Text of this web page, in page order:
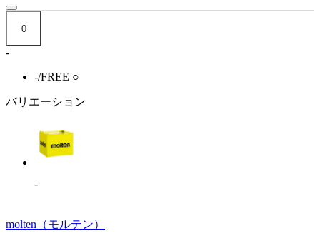
0
-
-/FREE ○
バリエーション
-
molten （モルテン）